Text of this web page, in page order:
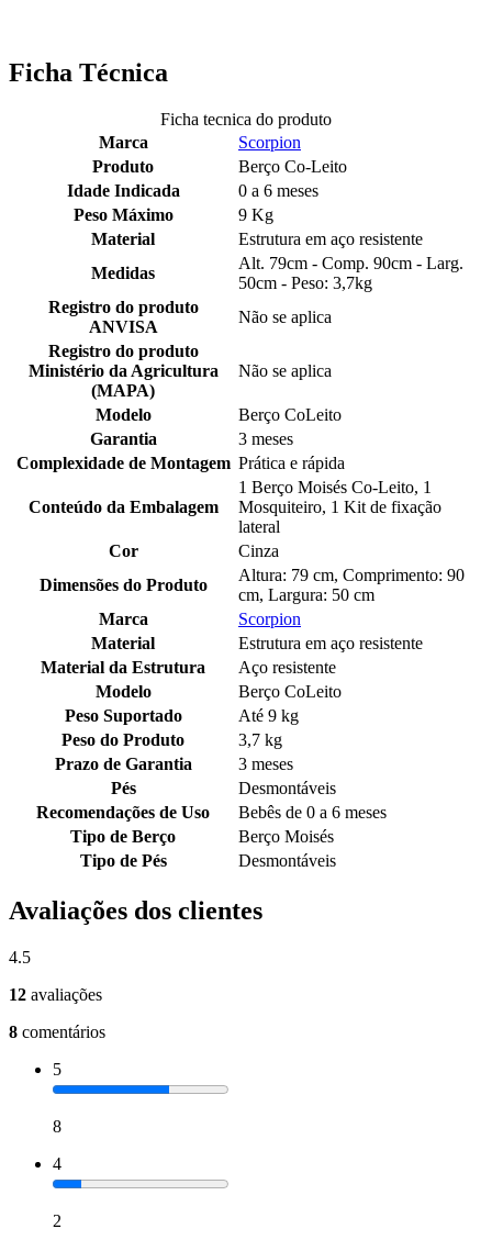
Ficha Técnica
Ficha tecnica do produto
Marca
Scorpion
Produto
Berço Co-Leito
Idade Indicada
0 a 6 meses
Peso Máximo
9 Kg
Material
Estrutura em aço resistente
Medidas
Alt. 79cm - Comp. 90cm - Larg.
50cm - Peso: 3,7kg
Registro do produto
ANVISA
Não se aplica
Registro do produto
Ministério da Agricultura
(MAPA)
Não se aplica
Modelo
Berço CoLeito
Garantia
3 meses
Complexidade de Montagem Prática e rápida
Conteúdo da Embalagem
1 Berço Moisés Co-Leito, 1
Mosquiteiro, 1 Kit de fixação
lateral
Cor
Cinza
Dimensões do Produto
Altura: 79 cm, Comprimento: 90
cm, Largura: 50 cm
Marca
Scorpion
Material
Estrutura em aço resistente
Material da Estrutura
Aço resistente
Modelo
Berço CoLeito
Peso Suportado
Até 9 kg
Peso do Produto
3,7 kg
Prazo de Garantia
3 meses
Pés
Desmontáveis
Recomendações de Uso
Bebês de 0 a 6 meses
Tipo de Berço
Berço Moisés
Tipo de Pés
Desmontáveis
Avaliações dos clientes
4.5
12 avaliações
8 comentários
5
8
4
2